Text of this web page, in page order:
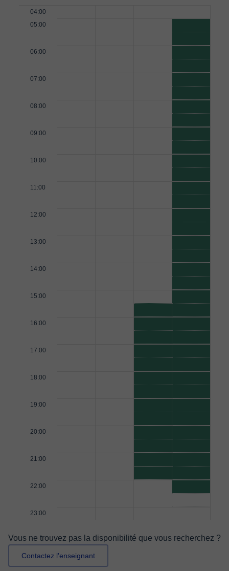
04:00
05:00
06:00
07:00
08:00
09:00
10:00
11:00
12:00
13:00
14:00
15:00
16:00
17:00
18:00
19:00
20:00
21:00
22:00
23:00
Vous ne trouvez pas la disponibilité que vous recherchez ?
Contactez l'enseignant